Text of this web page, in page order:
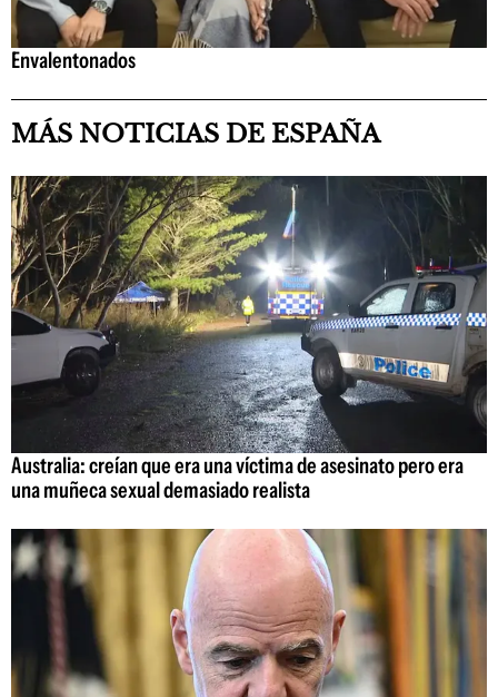
Envalentonados
MÁS NOTICIAS DE ESPAÑA
Australia: creían que era una víctima de asesinato pero era
una muñeca sexual demasiado realista